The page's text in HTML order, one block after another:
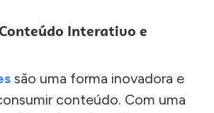
Interativo e
são uma forma inovadora e
conteúdo. Com uma